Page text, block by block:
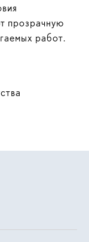
прозрачную
работ.